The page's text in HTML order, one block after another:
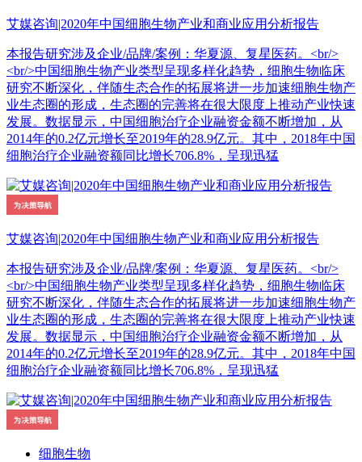
艾媒咨询|2020年中国细胞生物产业和商业应用分析报告
本报告研究涉及企业/品牌/案例：华夏源、复星医药。<br/>
<br/>中国细胞生物产业类型呈现多样化趋势，细胞生物临床
研究不断深化，伴随生态合作的拓展将进一步加速细胞生物产
业生态圈的形成，生态圈的完善将在很大限度上推动产业快速
发展。数据显示，中国细胞治疗企业融资金额不断增加，从
2014年的0.2亿元增长至2019年的28.9亿元。其中，2018年中国
细胞治疗企业融资额同比增长706.8%，呈现迅猛
艾媒咨询|2020年中国细胞生物产业和商业应用分析报告
本报告研究涉及企业/品牌/案例：华夏源、复星医药。<br/>
<br/>中国细胞生物产业类型呈现多样化趋势，细胞生物临床
研究不断深化，伴随生态合作的拓展将进一步加速细胞生物产
业生态圈的形成，生态圈的完善将在很大限度上推动产业快速
发展。数据显示，中国细胞治疗企业融资金额不断增加，从
2014年的0.2亿元增长至2019年的28.9亿元。其中，2018年中国
细胞治疗企业融资额同比增长706.8%，呈现迅猛
细胞生物